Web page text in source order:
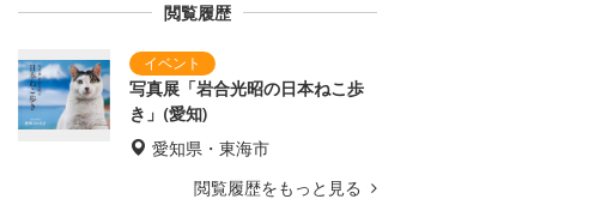
閲覧履歴
写真展「岩合光昭の日本ねこ歩
き」(愛知)
愛知県・東海市
閲覧履歴をもっと見る